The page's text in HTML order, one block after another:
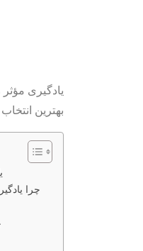
یادگیری
بهترین
چرا